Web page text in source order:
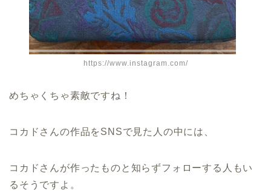
https://www.instagram.com/
めちゃくちゃ素敵ですね！
コカドさんの作品をSNSで見た人の中には、
コカドさんが作ったものと知らずフォローする人もい
るそうですよ。